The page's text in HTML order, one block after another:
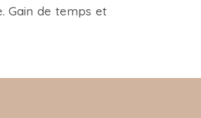
Gain de temps et